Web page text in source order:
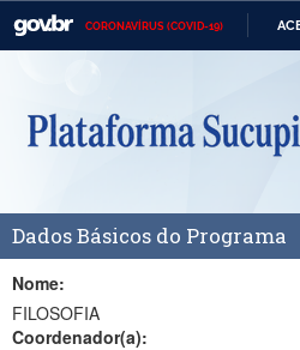
CORONAVÍRUS (COVID-19)
Casa Civil
Ministério da Defesa
Ministério da Economia
Ministério da Infraestrutura
Dados Básicos do Programa
Nome:
FILOSOFIA
Coordenador(a):